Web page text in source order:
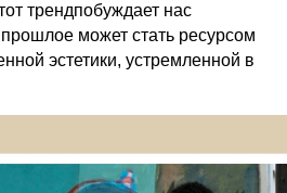
трендпобуждает нас
может стать ресурсом
эстетики, устремленной в